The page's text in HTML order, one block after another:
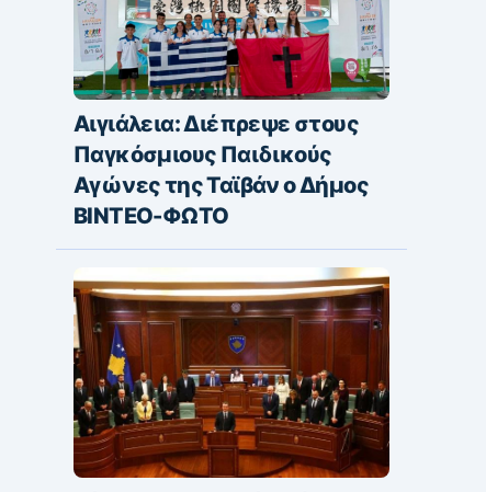
Αιγιάλεια: Διέπρεψε στους
Παγκόσμιους Παιδικούς
Αγώνες της Ταϊβάν ο Δήμος
ΒΙΝΤΕΟ-ΦΩΤΟ